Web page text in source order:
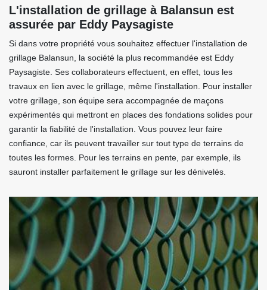
L'installation de grillage à Balansun est
assurée par Eddy Paysagiste
Si dans votre propriété vous souhaitez effectuer l'installation de
grillage Balansun, la société la plus recommandée est Eddy
Paysagiste. Ses collaborateurs effectuent, en effet, tous les
travaux en lien avec le grillage, même l'installation. Pour installer
votre grillage, son équipe sera accompagnée de maçons
expérimentés qui mettront en places des fondations solides pour
garantir la fiabilité de l'installation. Vous pouvez leur faire
confiance, car ils peuvent travailler sur tout type de terrains de
toutes les formes. Pour les terrains en pente, par exemple, ils
sauront installer parfaitement le grillage sur les dénivelés.